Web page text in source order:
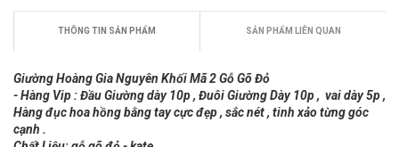
THÔNG TIN SẢN PHẨM SẢN PHẨM LIÊN QUAN
Giường Hoàng Gia Nguyên Khối Mã 2 Gỗ Gõ Đỏ
- Hàng Vip : Đầu Giường dày 10p , Đuôi Giường Dày 10p , vai dày 5p ,
Hàng đục hoa hồng bằng tay cực đẹp , sắc nét , tinh xảo từng góc
cạnh .